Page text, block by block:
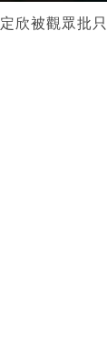
欣被觀眾批